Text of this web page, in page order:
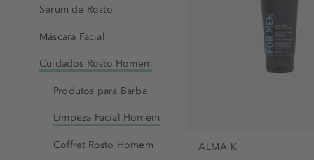
Sérum de Rosto
Máscara Facial
Cuidados Rosto Homem
Produtos para Barba
Limpeza Facial Homem
Coffret Rosto Homem
ALMA K